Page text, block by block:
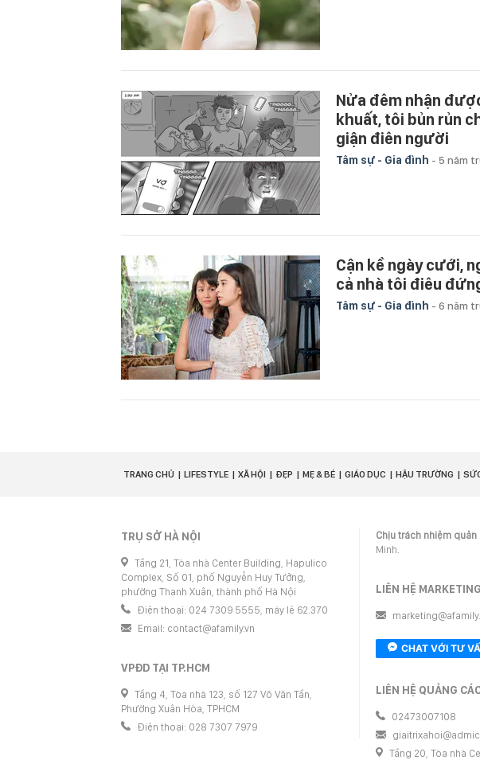
Nửa đêm nhận
khuất, tôi bủn rủn
giận điên người
Tâm sự - Gia đình - 5 năm
Cận kề ngày cưới,
cả nhà tôi điêu
Tâm sự - Gia đình - 6 năm
TRANG CHỦ LIFESTYLE XÃ HỘI ĐẸP MẸ & BÉ GIÁO DỤC HẬU TRƯỜNG
TRỤ SỞ HÀ NỘI
Tầng 21, Tòa nhà Center Building, Hapulico
Complex, Số 01, phố Nguyễn Huy Tưởng,
phường Thanh Xuân, thành phố Hà Nội
Điện thoại: 024 7309 5555, máy lẻ 62.370
Email: contact@afamily.vn
VPĐD TẠI TP.HCM
Tầng 4, Tòa nhà 123, số 127 Võ Văn Tần,
Phường Xuân Hòa, TPHCM
Điện thoại: 028 7307 7979
Chịu trách nhiệm
Minh.
LIÊN HỆ
CHAT VỚI TƯ
LIÊN HỆ QUẢNG
02473007108
Tầng 20, Tòa nhà